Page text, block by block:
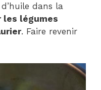
dans la
les légumes
. Faire revenir